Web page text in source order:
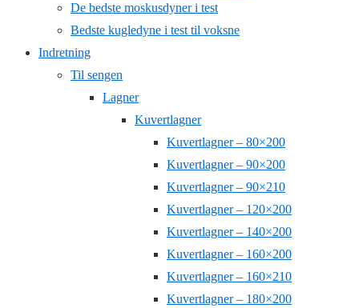
De bedste moskusdyner i test
Bedste kugledyne i test til voksne
Indretning
Til sengen
Lagner
Kuvertlagner
Kuvertlagner – 80×200
Kuvertlagner – 90×200
Kuvertlagner – 90×210
Kuvertlagner – 120×200
Kuvertlagner – 140×200
Kuvertlagner – 160×200
Kuvertlagner – 160×210
Kuvertlagner – 180×200